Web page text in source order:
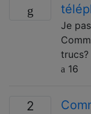
Je
trucs?
16
2